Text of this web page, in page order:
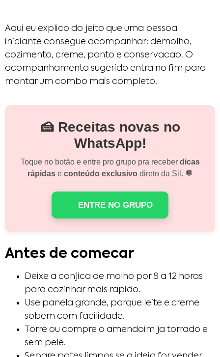
Aqui eu explico do jeito que uma pessoa
iniciante consegue acompanhar: demolho,
cozimento, creme, ponto e conservacao. O
acompanhamento sugerido entra no fim para
montar um combo mais completo.
🍰 Receitas novas no
WhatsApp!
Toque no botão e entre pro grupo pra receber dicas
rápidase conteúdo exclusivodireto da Sil. 💬
ENTRE NO GRUPO
Antes de comecar
Deixe a canjica de molho por 8 a 12 horas
para cozinhar mais rapido.
Use panela grande, porque leite e creme
sobem com facilidade.
Torre ou compre o amendoim ja torrado e
sem pele.